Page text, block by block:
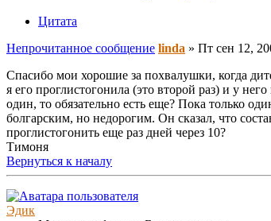
Цитата
Непрочитанное сообщение linda » Пт сен 12,
Спасибо мои хорошие за похвалушки, когда
я его проглистогонила (это второй раз) и у
один, то обязательно есть еще? Пока только
болгарским, но недорогим. Он сказал, что
проглистогонить еще раз дней через 10?
Тимоня
Вернуться к началу
Эдик